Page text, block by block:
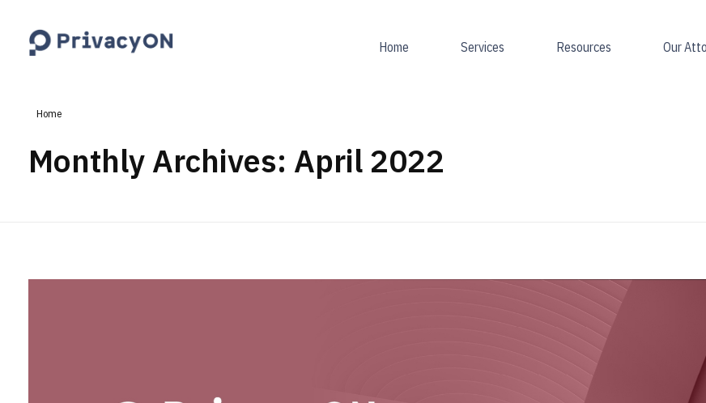
Home Services Resources Our
Home
Monthly Archives: April 2022